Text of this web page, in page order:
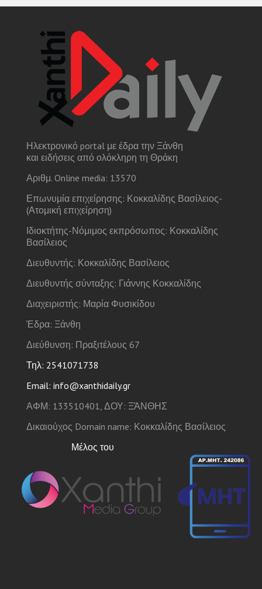
Ηλεκτρονικό portal με έδρα την Ξάνθη
και ειδήσεις από ολόκληρη τη Θράκη
Αριθμ. Online media: 13570
Επωνυμία επιχείρησης: Κοκκαλίδης Βασίλειος-
(Ατομική επιχείρηση)
Ιδιοκτήτης-Νόμιμος εκπρόσωπος: Κοκκαλίδης
Βασίλειος
Διευθυντής: Κοκκαλίδης Βασίλειος
Διευθυντής σύνταξης: Γιάννης Κοκκαλίδης
Διαχειριστής: Μαρία Φυσικίδου
Έδρα: Ξάνθη
Διεύθυνση: Πραξιτέλους 67
Τηλ: 2541071738
Email: info@xanthidaily.gr
ΑΦΜ: 133510401, ΔΟΥ: ΞΆΝΘΗΣ
Δικαιούχος Domain name: Κοκκαλίδης Βασίλειος
Μέλος του